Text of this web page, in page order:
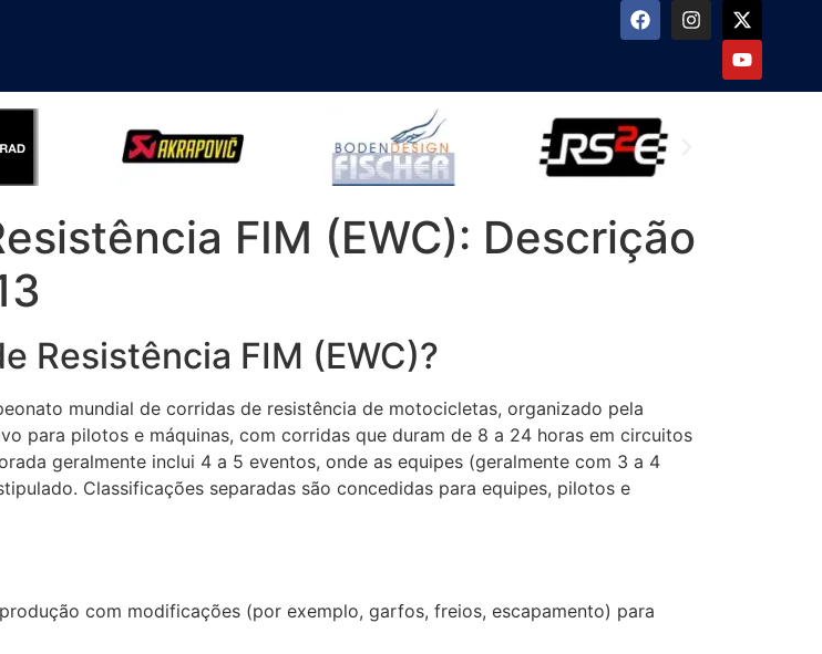
FIM (EWC): Descrição
Resistência FIM (EWC)?
mundial de corridas de resistência de motocicletas, organizado pela
para pilotos e máquinas, com corridas que duram de 8 a 24 horas em circuitos
geralmente inclui 4 a 5 eventos, onde as equipes (geralmente com 3 a 4
Classificações separadas são concedidas para equipes, pilotos e
com modificações (por exemplo, garfos, freios, escapamento) para